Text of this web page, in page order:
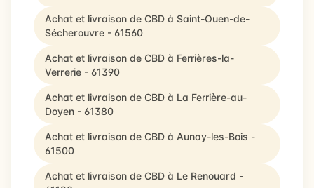
Achat et livraison de CBD à Saint-Ouen-de-
Sécherouvre - 61560
Achat et livraison de CBD à Ferrières-la-
Verrerie - 61390
Achat et livraison de CBD à La Ferrière-au-
Doyen - 61380
Achat et livraison de CBD à Aunay-les-Bois -
61500
Achat et livraison de CBD à Le Renouard -